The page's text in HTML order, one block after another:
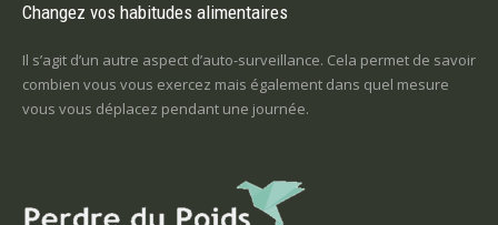
Changez vos habitudes alimentaires
Il s’agit d’un autre aspect d’auto-surveillance. Cela permet de savoir
combien vous vous exercez mais également dans quel mesure
vous vous déplacez pendant une journée.